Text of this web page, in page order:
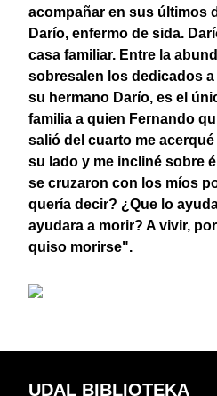
acompañar en sus últimos
Darío, enfermo de sida.
casa familiar. Entre la
sobresalen los dedicados
su hermano Darío, es el
familia a quien Fernando
salió del cuarto me acerqué
su lado y me incliné sobre
se cruzaron con los míos
quería decir? ¿Que lo
ayudara a morir? A vivir,
quiso morirse".
UDAL BIBLIOTEKA